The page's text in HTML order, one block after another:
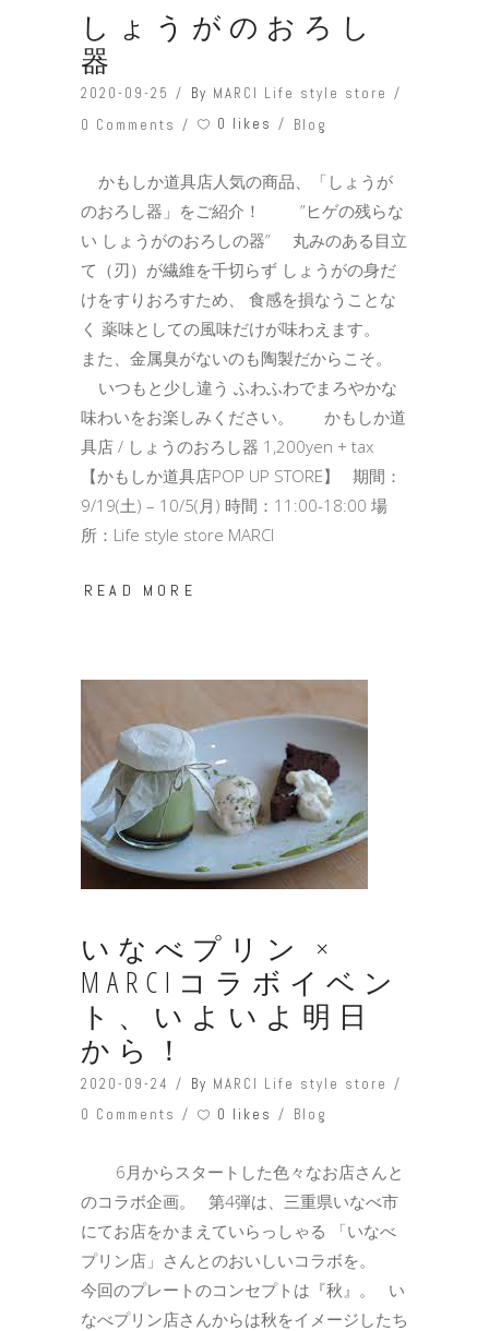
しょうがのおろし
器
2020-09-25 By MARCI Life style store
0 Comments
0 likes Blog
かもしか道具店人気の商品、「しょうが
のおろし器」をご紹介！ ”ヒゲの残らな
い しょうがのおろしの器” 丸みのある目立
て（刃）が繊維を千切らず しょうがの身だ
けをすりおろすため、 食感を損なうことな
く 薬味としての風味だけが味わえます。
また、金属臭がないのも陶製だからこそ。
いつもと少し違う ふわふわでまろやかな
味わいをお楽しみください。 かもしか道
具店 / しょうのおろし器 1,200yen + tax
【かもしか道具店POP UP STORE】 期間：
9/19(土) – 10/5(月) 時間：11:00-18:00 場
所：Life style store MARCI
READ MORE
いなべプリン ×
MARCIコラボイベン
ト、いよいよ明日
から！
2020-09-24 By MARCI Life style store
0 Comments
0 likes Blog
6月からスタートした色々なお店さんと
のコラボ企画。 第4弾は、三重県いなべ市
にてお店をかまえていらっしゃる 「いなべ
プリン店」さんとのおいしいコラボを。
今回のプレートのコンセプトは『秋』。 い
なべプリン店さんからは秋をイメージしたち